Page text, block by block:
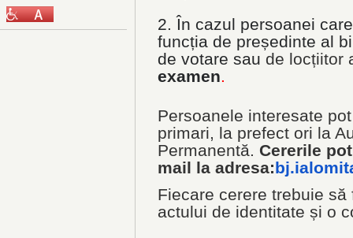
2. În cazul persoanei
funcția de președinte al
de votare sau de locțiitor
examen.
Persoanele interesate
primari, la prefect ori la
Permanentă. Cererile
mail la adresa:
Fiecare cerere trebuie
actului de identitate și o